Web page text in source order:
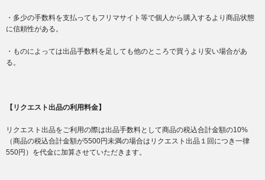
・多少の手数料を支払ってもフリマサイト等で個人から購入するより商品状態
に信頼性がある。
・ものによっては出品手数料を足しても他のところで買うより安い場合があ
る。
【リクエスト出品の利用料金】
リクエスト出品をご利用の際は出品手数料として商品の税込合計金額の10%
（商品の税込合計金額が5500円未満の場合はリクエスト出品１回につき一律
550円）を代金に加算させていただきます。